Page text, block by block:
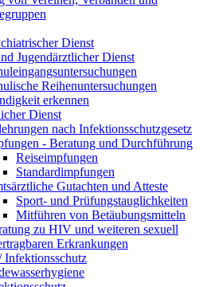
Dienst
Jugendärztlicher Dienst
Reihenuntersuchungen
erkennen
Dienst
nach Infektionsschutzgesetz
- Beratung und Durchführung
Reiseimpfungen
Standardimpfungen
Gutachten und Atteste
Sport- und Prüfungstauglichkeiten
Mitführen von Betäubungsmitteln
zu HIV und weiteren sexuell
Erkrankungen
Infektionsschutz